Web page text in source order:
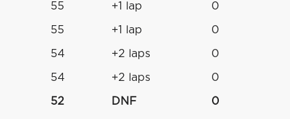
55 +1 lap 0
55 +1 lap 0
54 +2 laps 0
54 +2 laps 0
52 DNF 0